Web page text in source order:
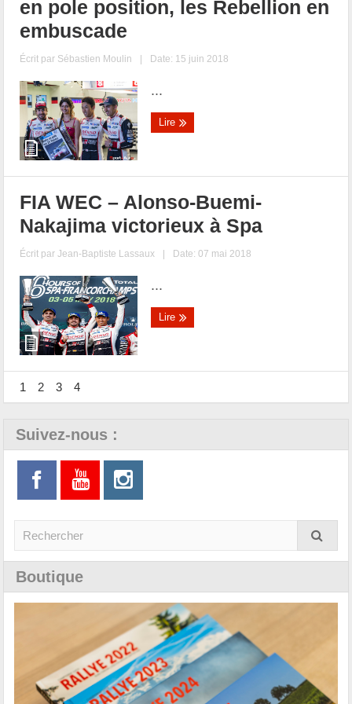
en pole position, les Rebellion en
embuscade
Écrit par Sébastien Moulin | Date: 15 juin 2018
...
Lire
FIA WEC – Alonso-Buemi-
Nakajima victorieux à Spa
Écrit parJean-Baptiste Lassaux | Date: 07 mai 2018
...
Lire
1 2 3 4
Suivez-nous :
Boutique